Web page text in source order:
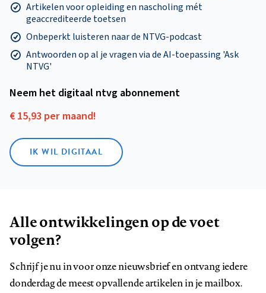
Artikelen voor opleiding en nascholing mét
geaccrediteerde toetsen
Onbeperkt luisteren naar de NTVG-podcast
Antwoorden op al je vragen via de AI-toepassing 'Ask
NTVG'
Neem het digitaal ntvg abonnement
€ 15,93 per maand!
IK WIL DIGITAAL
Alle ontwikkelingen op de voet
volgen?
Schrijf je nu in voor onze nieuwsbrief en ontvang iedere
donderdag de meest opvallende artikelen in je mailbox.